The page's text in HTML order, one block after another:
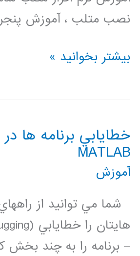
نصب متلب ، آموزش
دانلود
آموزش
نرم
افزار
متلب
matlab
(برمکی
)
بیشتر بخوانید »
خطايابي برنامه ها
MATLAB
آموزش
شما مي توانيد از راههاي
– برنامه را به چند بخش